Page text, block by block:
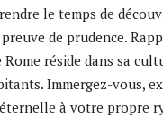
le temps de
de prudence.
réside dans sa
Immergez-vous,
à votre propre